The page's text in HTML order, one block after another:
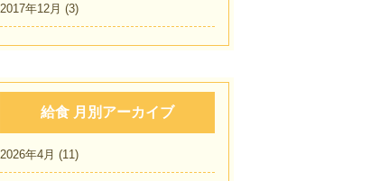
2017年12月 (3)
給食 月別アーカイブ
2026年4月 (11)